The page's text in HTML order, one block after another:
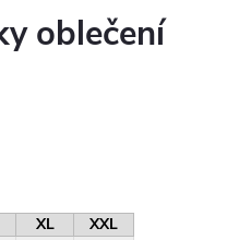
oblečení
XL XXL